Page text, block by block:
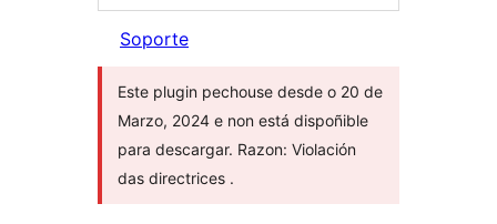
Soporte
Este plugin pechouse desde o 20 de
Marzo, 2024 e non está dispoñible
para descargar. Razon: Violación
das directrices .